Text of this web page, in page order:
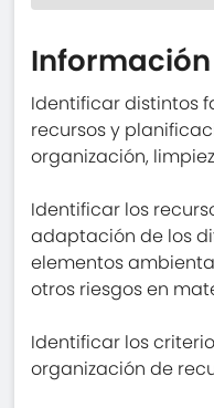
Identificar distintos
recursos y
organización,
Identificar los
adaptación de los
elementos
otros riesgos en
Identificar los
organización de